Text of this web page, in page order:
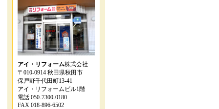
アイ・リフォーム株式会社
〒010-0914 秋田県秋田市
保戸野千代田町13-41
アイ・リフォームビル1階
電話 050-7300-0180
FAX 018-896-6502